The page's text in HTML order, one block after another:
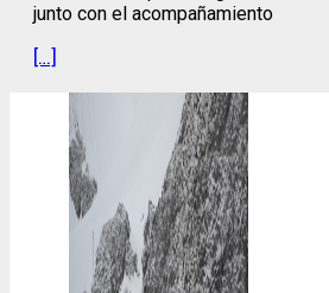
junto con el acompañamiento
[…]